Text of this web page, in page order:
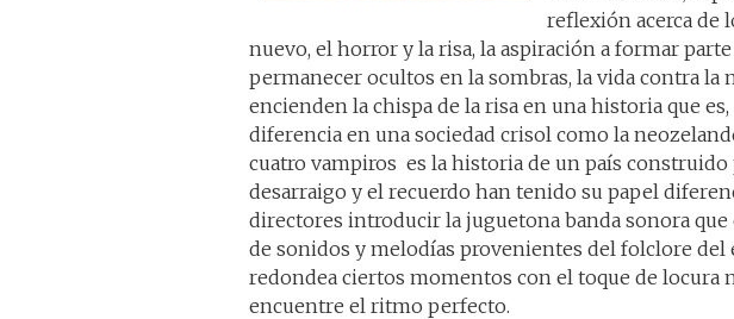
reflexión acerca de
nuevo, el horror y la risa, la aspiración a formar
permanecer ocultos en la sombras, la vida contra la
encienden la chispa de la risa en una historia que
diferencia en una sociedad crisol como la
cuatro vampiros es la historia de un país construido
desarraigo y el recuerdo han tenido su papel
directores introducir la juguetona banda sonora que
de sonidos y melodías provenientes del folclore del
redondea ciertos momentos con el toque de locura
encuentre el ritmo perfecto.